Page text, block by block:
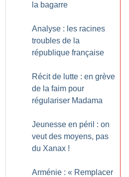
la bagarre
Analyse : les racines
troubles de la
république française
Récit de lutte : en grève
de la faim pour
régulariser Madama
Jeunesse en péril : on
veut des moyens, pas
du Xanax !
Arménie : « Remplacer